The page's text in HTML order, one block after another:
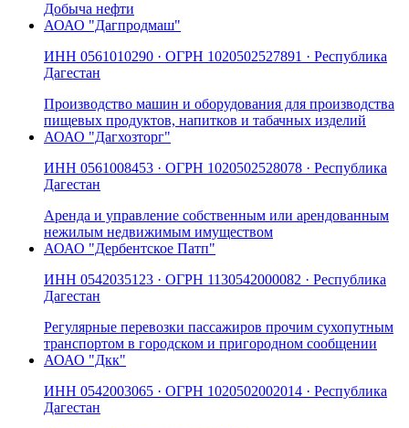
Добыча нефти
АОАО "Дагпродмаш"
ИНН 0561010290 · ОГРН 1020502527891 · Республика
Дагестан
Производство машин и оборудования для производства
пищевых продуктов, напитков и табачных изделий
АОАО "Дагхозторг"
ИНН 0561008453 · ОГРН 1020502528078 · Республика
Дагестан
Аренда и управление собственным или арендованным
нежилым недвижимым имуществом
АОАО "Дербентское Патп"
ИНН 0542035123 · ОГРН 1130542000082 · Республика
Дагестан
Регулярные перевозки пассажиров прочим сухопутным
транспортом в городском и пригородном сообщении
АОАО "Дкк"
ИНН 0542003065 · ОГРН 1020502002014 · Республика
Дагестан